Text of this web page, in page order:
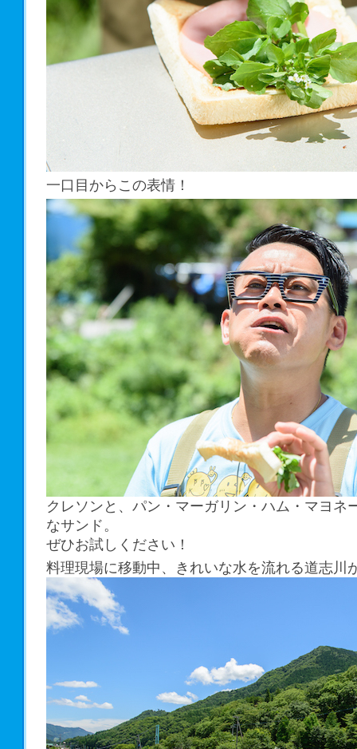
一口目からこの表情！
クレソンと、パン・マーガリン・ハム・マヨネ
なサンド。
ぜひお試しください！
料理現場に移動中、きれいな水を流れる道志川